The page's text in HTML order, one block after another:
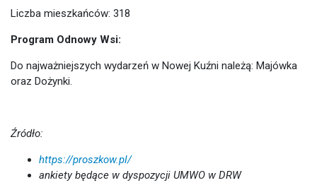
Liczba mieszkańców: 318
Program Odnowy Wsi:
Do najważniejszych wydarzeń w Nowej Kuźni należą: Majówka
oraz Dożynki.
Źródło:
https://proszkow.pl/
ankiety będące w dyspozycji UMWO w DRW